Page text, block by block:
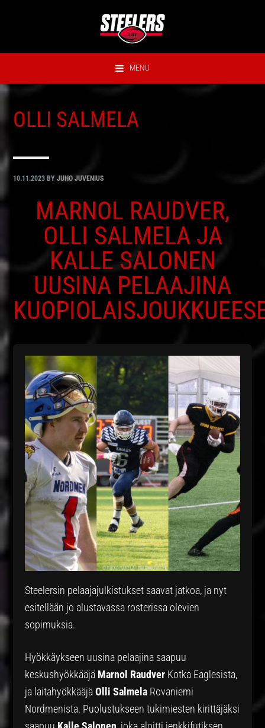
MENU
OLLI SALMELA
10.11.2023 BYJUHO JUVENIUS
MARNOL RAUDVER,
OLLI SALMELA JA
KALLE SALONEN
UUSINA PELAAJINA
Steelersin pelaajajulkistukset saavat jatkoa, ja nyt
esitellään jo alustavassa rosterissa olevien
sopimuksia.
Hyökkäykseen uusina pelaajina saapuu
keskushyökkääjä Marnol Raudver Kotka Eaglesista,
ja laitahyökkääjäOlli Salmela Rovaniemi
Nordmenista. Puolustukseen tukimiesten kirittäjäksi